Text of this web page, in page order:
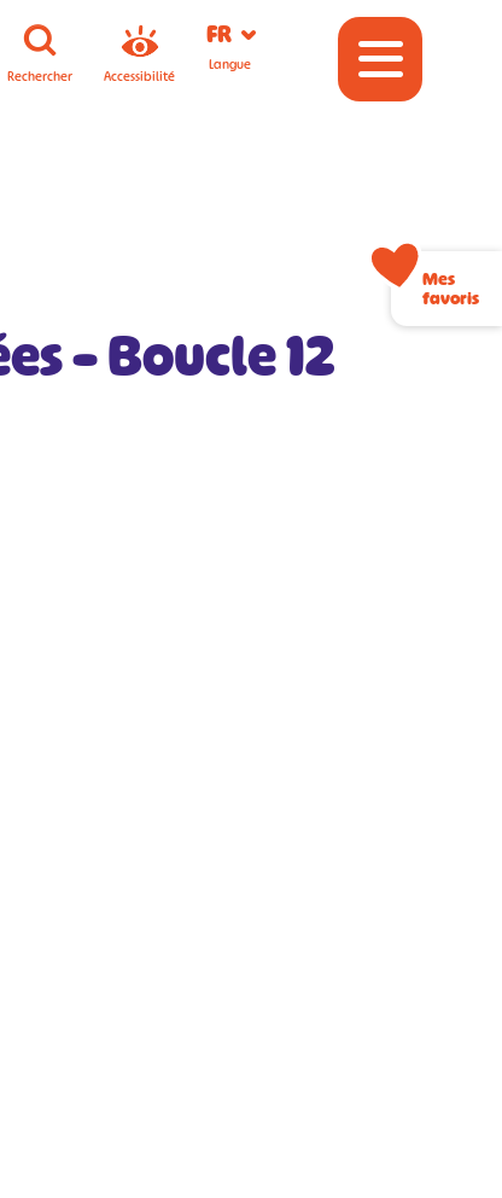
Rechercher Accessibilité
FR
Langue
– Boucle 12
Mes
favoris